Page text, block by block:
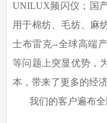
UNILUX频闪仪；国
用于棉纺、毛纺、麻
士布雷克--全球高端
等问题上突显优势，
本，带来了更多的经济
我们的客户遍布